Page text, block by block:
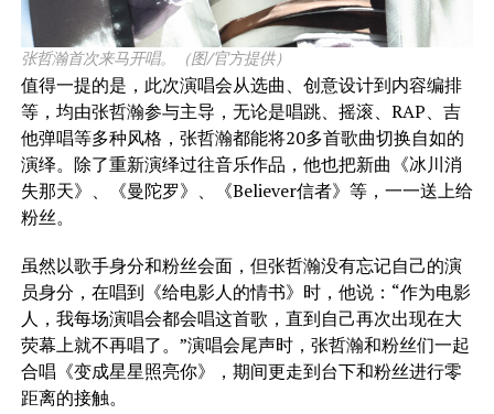
张哲瀚首次来马开唱。（图/官方提供）
值得一提的是，此次演唱会从选曲、创意设计到内容编排
等，均由张哲瀚参与主导，无论是唱跳、摇滚、RAP、吉
他弹唱等多种风格，张哲瀚都能将20多首歌曲切换自如的
演绎。除了重新演绎过往音乐作品，他也把新曲《冰川消
失那天》、《曼陀罗》、《Believer信者》等，一一送上给
粉丝。
虽然以歌手身分和粉丝会面，但张哲瀚没有忘记自己的演
员身分，在唱到《给电影人的情书》时，他说：“作为电影
人，我每场演唱会都会唱这首歌，直到自己再次出现在大
荧幕上就不再唱了。”演唱会尾声时，张哲瀚和粉丝们一起
合唱《变成星星照亮你》，期间更走到台下和粉丝进行零
距离的接触。